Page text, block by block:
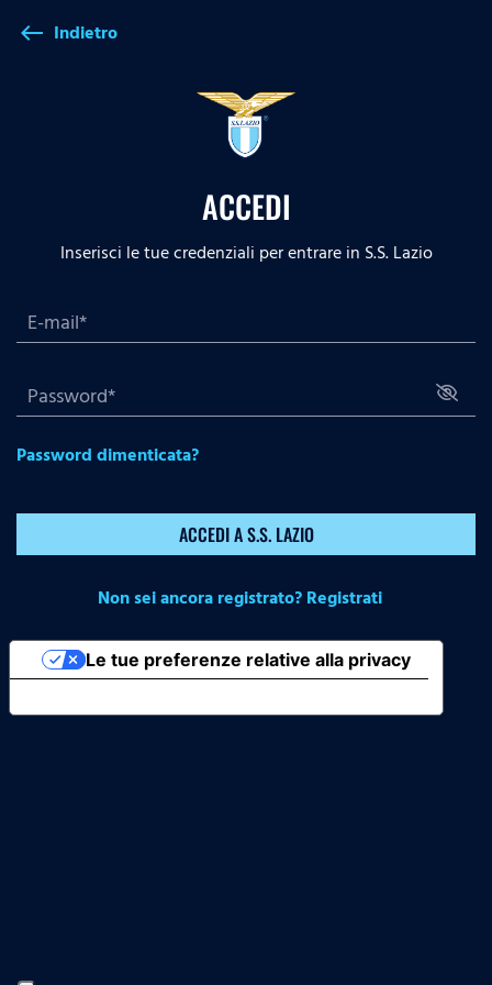
west Indietro
ACCEDI
Inserisci le tue credenziali per entrare in S.S. Lazio
Password dimenticata?
ACCEDI A S.S. LAZIO
Non sei ancora registrato? Registrati
Le tue preferenze relative alla privacy